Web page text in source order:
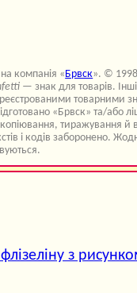
компанія « Брвск». ©
— знак для товарів. Інші
товарними
«Брвск» та/або
тиражування й
і кодів заборонено.
з